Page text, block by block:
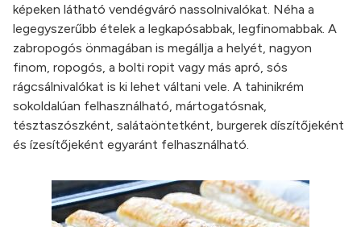
képeken látható vendégváró nassolnivalókat. Néha a
legegyszerűbb ételek a legkapósabbak, legfinomabbak. A
zabropogós önmagában is megállja a helyét, nagyon
finom, ropogós, a bolti ropit vagy más apró, sós
rágcsálnivalókat is ki lehet váltani vele. A tahinikrém
sokoldalúan felhasználható, mártogatósnak,
tésztaszószként, salátaöntetként, burgerek díszítőjeként
és ízesítőjeként egyaránt felhasználható.